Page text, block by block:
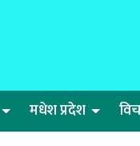
मधेश प्रदेश